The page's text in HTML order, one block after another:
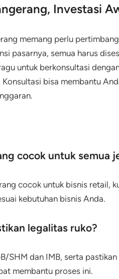
Investasi
memang perlu
pasarnya, semua harus
untuk berkonsultasi
bisa membantu
cocok untuk semua
cocok untuk bisnis retail,
kebutuhan bisnis Anda.
legalitas ruko?
SHM dan IMB, serta
membantu proses ini.